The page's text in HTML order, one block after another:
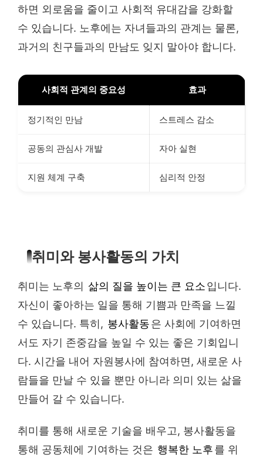
하면 외로움을 줄이고 사회적 유대감을 강화할
수 있습니다. 노후에는 자녀들과의 관계는 물론,
과거의 친구들과의 만남도 잊지 말아야 합니다.
사회적 관계의 중요성 효과
정기적인 만남 스트레스 감소
공동의 관심사 개발 자아 실현
지원 체계 구축 심리적 안정
취미와 봉사활동의 가치
취미는 노후의 삶의 질을 높이는 큰 요소입니다.
자신이 좋아하는 일을 통해 기쁨과 만족을 느낄
수 있습니다. 특히, 봉사활동은 사회에 기여하면
서도 자기 존중감을 높일 수 있는 좋은 기회입니
다. 시간을 내어 자원봉사에 참여하면, 새로운 사
람들을 만날 수 있을 뿐만 아니라 의미 있는 삶을
만들어 갈 수 있습니다.
취미를 통해 새로운 기술을 배우고, 봉사활동을
통해 공동체에 기여하는 것은 행복한 노후를 위